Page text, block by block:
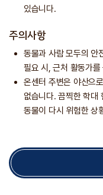
있습니다.
주의사항
동물과 사람 모두의 안
필요 시, 근처 활동가를
온센터 주변은 야산으
없습니다. 끔찍한 학대
동물이 다시 위험한 상